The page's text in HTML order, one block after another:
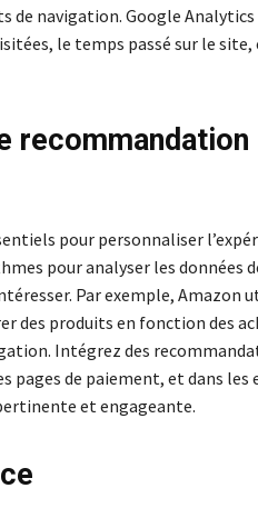
de navigation. Google
le temps passé sur le
recommandation
pour personnaliser
pour analyser les données
Par exemple, Amazon
des produits en fonction des
Intégrez des
pages de paiement, et dans les
et engageante.